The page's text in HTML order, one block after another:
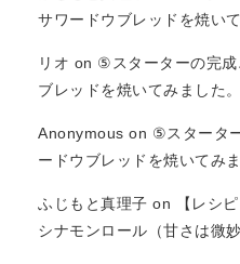
サワードウブレッドを焼いて
リオ on ⑤スターターの完
ブレッドを焼いてみました。
Anonymous on ⑤スタータ
ードウブレッドを焼いてみま
ふじもと真理子 on
【レシ
シナモンロール（甘さは微